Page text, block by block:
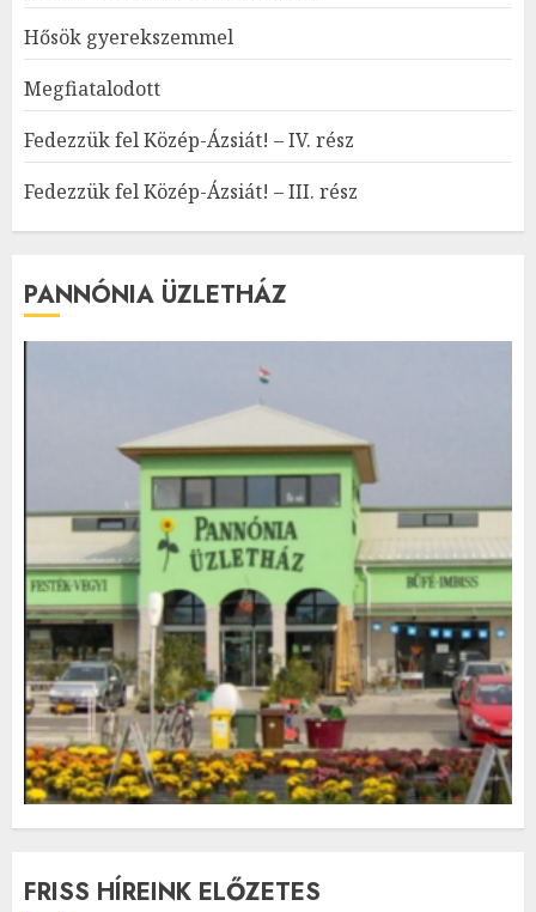
Hősök gyerekszemmel
Megfiatalodott
Fedezzük fel Közép-Ázsiát! – IV. rész
Fedezzük fel Közép-Ázsiát! – III. rész
PANNÓNIA ÜZLETHÁZ
FRISS HÍREINK ELŐZETES